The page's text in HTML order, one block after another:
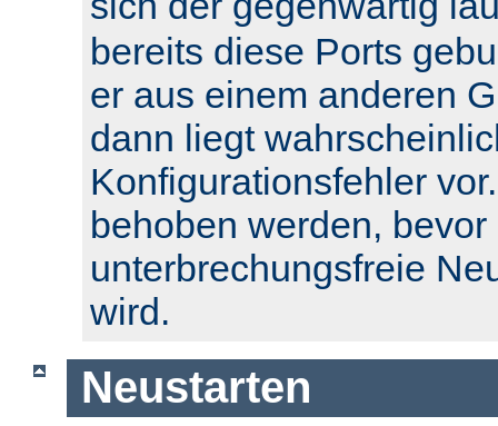
bereits diese Ports
er aus einem anderen
dann liegt
Konfigurationsfehler
behoben werden, bevor
unterbrechungsfreie
wird.
Neustarten